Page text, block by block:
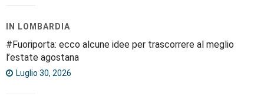
IN LOMBARDIA
#Fuoriporta: ecco alcune idee per trascorrere al meglio
l’estate agostana
Luglio 30, 2026